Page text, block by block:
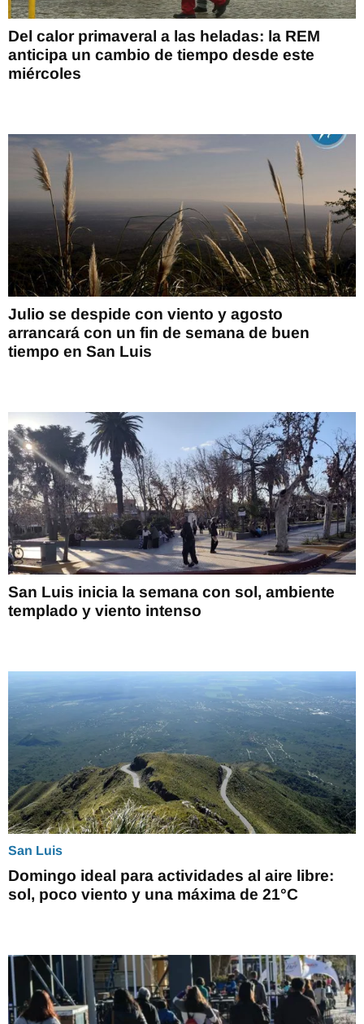
Del calor primaveral a las heladas: la REM
anticipa un cambio de tiempo desde este
miércoles
Julio se despide con viento y agosto
arrancará con un fin de semana de buen
tiempo en San Luis
San Luis inicia la semana con sol, ambiente
templado y viento intenso
San Luis
Domingo ideal para actividades al aire libre:
sol, poco viento y una máxima de 21°C